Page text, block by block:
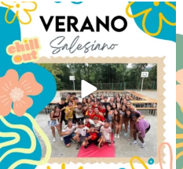
Los alumnos de 6º de Primaria, 1º y 2º
de la ESO...
145 2